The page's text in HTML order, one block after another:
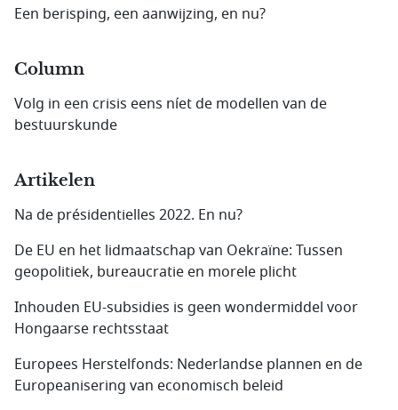
Een berisping, een aanwijzing, en nu?
Column
Volg in een crisis eens níet de modellen van de
bestuurskunde
Artikelen
Na de présidentielles 2022. En nu?
De EU en het lidmaatschap van Oekraïne: Tussen
geopolitiek, bureaucratie en morele plicht
Inhouden EU-subsidies is geen wondermiddel voor
Hongaarse rechtsstaat
Europees Herstelfonds: Nederlandse plannen en de
Europeanisering van economisch beleid